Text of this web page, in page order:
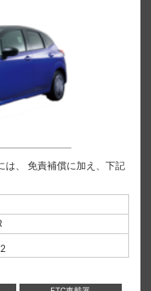
、 免責補償に加え、下記